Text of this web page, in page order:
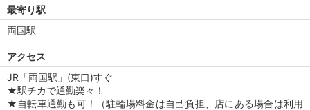
最寄り駅
両国駅
アクセス
JR「両国駅」(東口)すぐ
★駅チカで通勤楽々！
★自転車通勤も可！（駐輪場料金は自己負担、店にある場合は利用